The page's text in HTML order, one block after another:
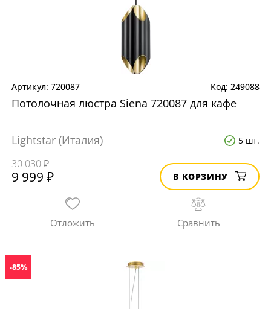
720087 249088
Потолочная люстра Siena 720087 для кафе
Lightstar (Италия) 5 шт.
30 030 ₽
9 999 ₽ В КОРЗИНУ
-85%